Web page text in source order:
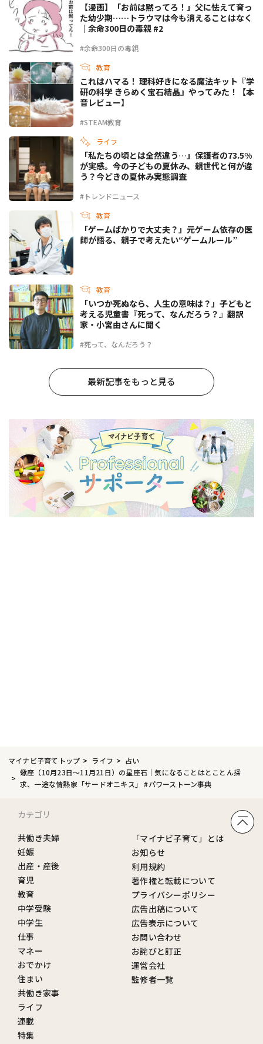
#余命300日の毒親
【漫画】「お前は黙ってろ！」父に怯えて育っ
た幼少期……トラウマは今も消えることはなく
｜余命300日の毒親 #2
教育
#STEAM教育
これはハマる！ 理科好きになる魔法キット『学
研の科学 きらめく宝石結晶』やってみた！【本
音レビュー】
ライフ
#トレンドニュース
「私たちの頃とは全然違う…」保護者の73.5%
が実感。今の子どもの夏休み、親世代と何が違
う？今どきの夏休み実態調査
教育
「ゲームばかりで大丈夫？」元ゲーム依存の医
師が語る、親子で考えたい“ゲームルール”
教育
#死って、なんだろう？
「いつか死ぬなら、人生の意味は？」子どもと
考える児童書『死って、なんだろう？』翻訳
家・小宮由さんに聞く
最新記事をもっと見る
マイナビ子育てトップ ライフ
占い
蠍座（10月23日〜11月21日）の星座石｜気になることはとことん探
求、一途な情熱家「サードオニキス」 #パワーストーン事典
カテゴリ
共働き夫婦
妊娠
出産・産後
育児
教育
中学受験
中学生
仕事
マネー
おでかけ
住まい
共働き家事
ライフ
連載
特集
「マイナビ子育て」とは
お知らせ
利用規約
著作権と転載について
プライバシーポリシー
広告出稿について
広告表示について
お問い合わせ
お詫びと訂正
運営会社
監修者一覧